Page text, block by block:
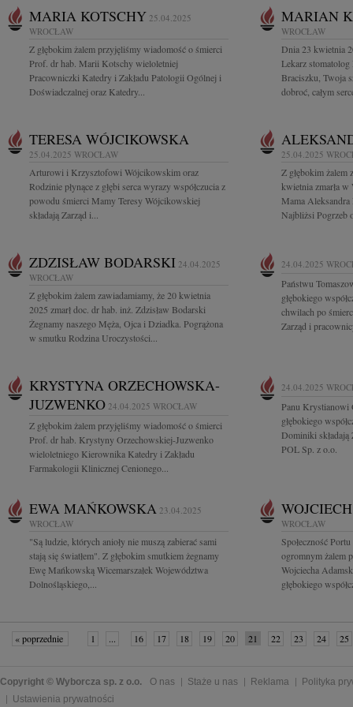
MARIA KOTSCHY 25.04.2025
WROCŁAW
Z głębokim żalem przyjęliśmy wiadomość o śmierci
Prof. dr hab. Marii Kotschy wieloletniej
Pracowniczki Katedry i Zakładu Patologii Ogólnej i
Doświadczalnej oraz Katedry...
MARIAN
WROCŁAW
Dnia 23 kwietnia
Lekarz
Braciszku, Twoja
dobroć, całym
TERESA WÓJCIKOWSKA
25.04.2025 WROCŁAW
Arturowi i Krzysztofowi Wójcikowskim oraz
Rodzinie płynące z głębi serca wyrazy współczucia z
powodu śmierci Mamy Teresy Wójcikowskiej
składają Zarząd i...
25.04.2025
Z głębokim żalem
kwietnia zmarła w
Mama
Najbliżsi Pogrzeb
ZDZISŁAW BODARSKI 24.04.2025
WROCŁAW
Z głębokim żalem zawiadamiamy, że 20 kwietnia
2025 zmarł doc. dr hab. inż. Zdzisław Bodarski
Żegnamy naszego Męża, Ojca i Dziadka. Pogrążona
w smutku Rodzina Uroczystości...
24.04.2025
Państwu
głębokiego
chwilach po
Zarząd i
KRYSTYNA ORZECHOWSKA-
JUZWENKO 24.04.2025 WROCŁAW
Z głębokim żalem przyjęliśmy wiadomość o śmierci
Prof. dr hab. Krystyny Orzechowskiej-Juzwenko
wieloletniego Kierownika Katedry i Zakładu
Farmakologii Klinicznej Cenionego...
24.04.2025
Panu Krystianowi
głębokiego
Dominiki
POL Sp. z o.o.
EWA MAŃKOWSKA 23.04.2025
WROCŁAW
"Są ludzie, których anioły nie muszą zabierać sami
stają się światłem". Z głębokim smutkiem żegnamy
Ewę Mańkowską Wicemarszałek Województwa
Dolnośląskiego,...
WROCŁAW
Społeczność
ogromnym żalem
Wojciecha
głębokiego
« poprzednie 1 ... 16 17 18 19 20 21 22 23 24
25
Copyright © Wyborcza sp. z o.o. O nas Staże u nas Reklama
Polityka
Ustawienia prywatności